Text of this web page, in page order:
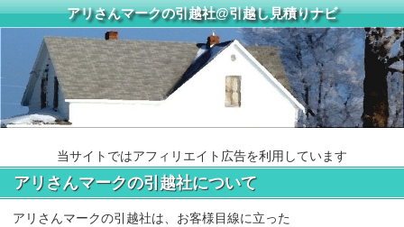
アリさんマークの引越社@引越し見積りナビ
当サイトではアフィリエイト広告を利用しています
アリさんマークの引越社について
アリさんマークの引越社は、お客様目線に立った